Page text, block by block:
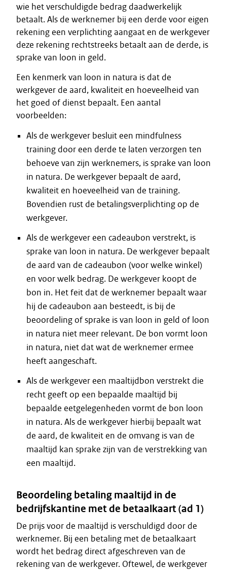
wie het verschuldigde bedrag daadwerkelijk
betaalt. Als de werknemer bij een derde voor eigen
rekening een verplichting aangaat en de werkgever
deze rekening rechtstreeks betaalt aan de derde, is
sprake van loon in geld.
Een kenmerk van loon in natura is dat de
werkgever de aard, kwaliteit en hoeveelheid van
het goed of dienst bepaalt. Een aantal
voorbeelden:
Als de werkgever besluit een mindfulness
training door een derde te laten verzorgen ten
behoeve van zijn werknemers, is sprake van loon
in natura. De werkgever bepaalt de aard,
kwaliteit en hoeveelheid van de training.
Bovendien rust de betalingsverplichting op de
werkgever.
Als de werkgever een cadeaubon verstrekt, is
sprake van loon in natura. De werkgever bepaalt
de aard van de cadeaubon (voor welke winkel)
en voor welk bedrag. De werkgever koopt de
bon in. Het feit dat de werknemer bepaalt waar
hij de cadeaubon aan besteedt, is bij de
beoordeling of sprake is van loon in geld of loon
in natura niet meer relevant. De bon vormt loon
in natura, niet dat wat de werknemer ermee
heeft aangeschaft.
Als de werkgever een maaltijdbon verstrekt die
recht geeft op een bepaalde maaltijd bij
bepaalde eetgelegenheden vormt de bon loon
in natura. Als de werkgever hierbij bepaalt wat
de aard, de kwaliteit en de omvang is van de
maaltijd kan sprake zijn van de verstrekking van
een maaltijd.
Beoordeling betaling maaltijd in de
bedrijfskantine met de betaalkaart (ad 1)
De prijs voor de maaltijd is verschuldigd door de
werknemer. Bij een betaling met de betaalkaart
wordt het bedrag direct afgeschreven van de
rekening van de werkgever. Oftewel, de werkgever